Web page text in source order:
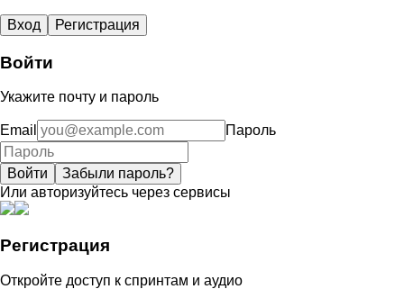
Вход Регистрация
Войти
Укажите почту и пароль
Email Пароль
Войти
Забыли пароль?
Или авторизуйтесь через сервисы
Регистрация
Откройте доступ к спринтам и аудио